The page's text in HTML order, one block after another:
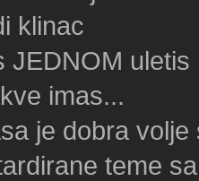
klinac
JEDNOM
imas...
je dobra
teme